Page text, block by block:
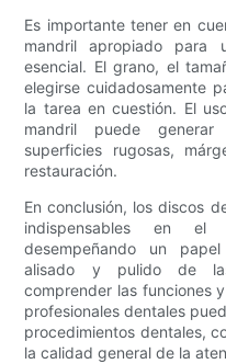
Es importante tener en
mandril apropiado para
esencial. El grano, el
elegirse cuidadosamente
la tarea en cuestión. El
mandril puede generar
superficies rugosas,
restauración.
En conclusión, los discos
indispensables en
desempeñando un
alisado y pulido de
comprender las funciones
profesionales dentales
procedimientos dentales,
la calidad general de la